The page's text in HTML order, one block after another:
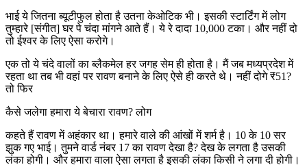
भाई ये जितना ब्यूटीफुल होता है उतना केओटिक भी। इसकी स्टार्टिंग में लोग
तुम्हारे [संगीत] घर पे चंदा मांगने आते हैं। ये रे दादा 10,000 टका। और नहीं दो
तो ईश्वर के लिए ऐसा करोगे।
एक तो ये चंदे वालों का ब्लैकमेल हर जगह सेम ही होता है। मैं जब मध्यप्रदेश में
रहता था तब भी वहां पर रावण बनाने के लिए ऐसे ही करते थे। नहीं दोगे ₹51?
तो फिर
कैसे जलेगा हमारा ये बेचारा रावण? लोग
कहते हैं रावण में अहंकार था। हमारे वाले की आंखों में शर्म है। 10 के 10 सर
झुक गए भाई। तुमने वार्ड नंबर 17 का रावण देखा है? देख के लगता है उसकी
लंका होगी। और हमारा वाला ऐसा लगता है इसकी लंका किसी ने लगा दी होगी।